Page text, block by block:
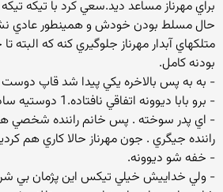
براي مهرناز مساعد ديد.سعي كرد با تيكه
حال مسلط بودن خودش و همينطور عادي
متلكهاي آبدار مهرناز جلوگيري كنه كه البته
بودنه كامل.
- به به پس بالاخره يكي پيدا شد قاپ دوست
- برو بابا ديوونه اتفاقي نافتاده.1 دوستيه ساده.
- اي پدر سوخته . پس خانم راننده شخصي هم
راننده جيگري . جون مهرناز حالا كاري هم
- خفه شو ديوونه.
- ولي خداييش خيلي تيكس اين پژمان بي